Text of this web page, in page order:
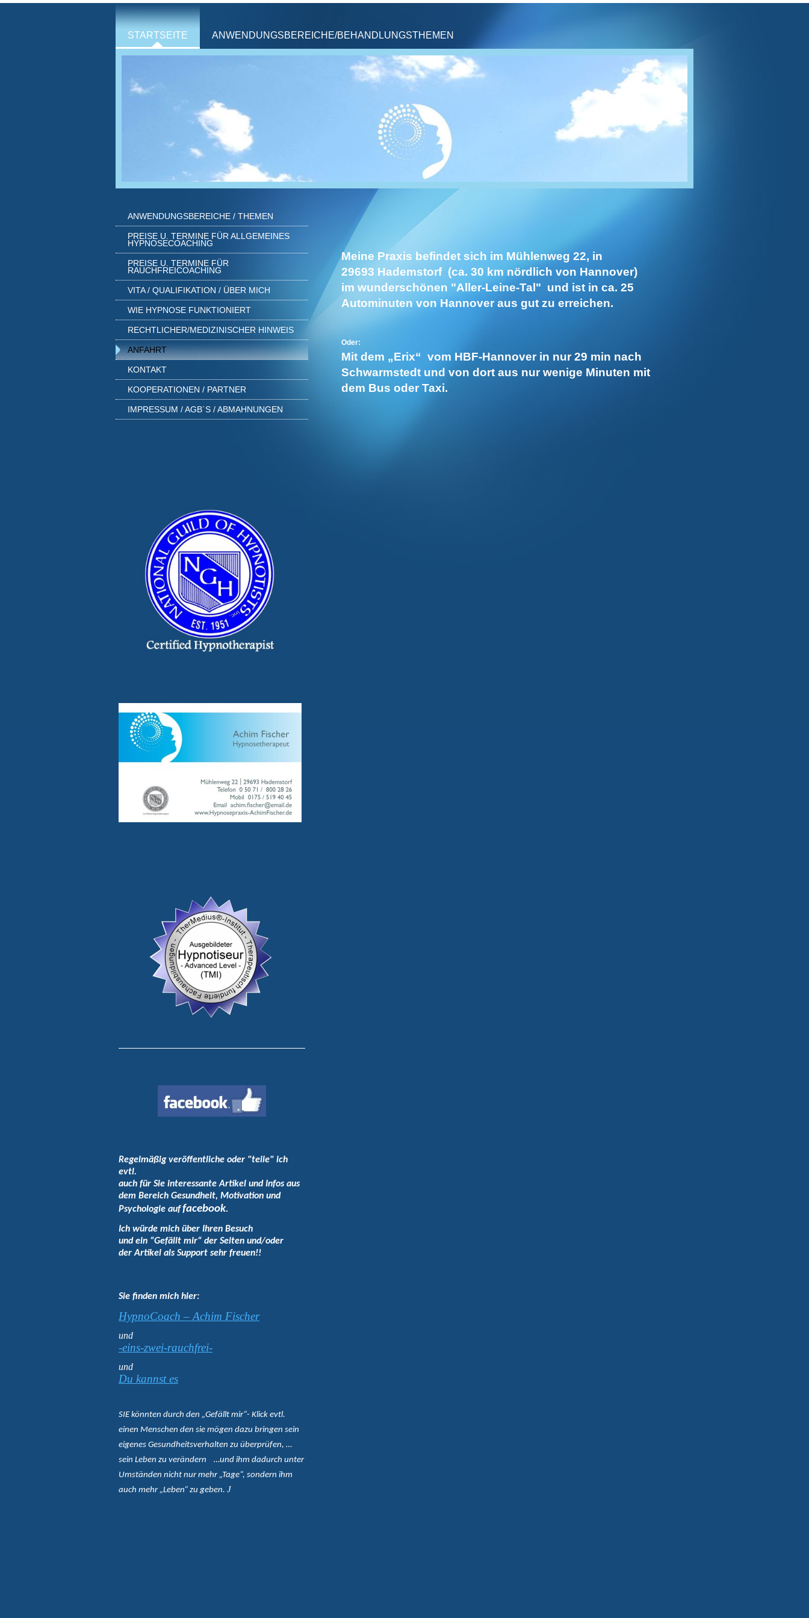
STARTSEITE ANWENDUNGSBEREICHE/BEHANDLUNGSTHEMEN
Meine Praxis befindet sich im Mühlenweg 22, in
29693 Hademstorf (ca. 30 km nördlich von Hannover)
im wunderschönen "Aller-Leine-Tal" und ist in ca. 25
Autominuten von Hannover aus gut zu erreichen.
Oder:
Mit dem „Erix“ vom HBF-Hannover in nur 29 min nach
Schwarmstedt und von dort aus nur wenige Minuten mit
dem Bus oder Taxi.
ANWENDUNGSBEREICHE / THEMEN
PREISE U. TERMINE FÜR ALLGEMEINES
HYPNOSECOACHING
PREISE U. TERMINE FÜR
RAUCHFREICOACHING
VITA / QUALIFIKATION / ÜBER MICH
WIE HYPNOSE FUNKTIONIERT
RECHTLICHER/MEDIZINISCHER HINWEIS
ANFAHRT
KONTAKT
KOOPERATIONEN / PARTNER
IMPRESSUM / AGB´S / ABMAHNUNGEN
Regelmäßig veröffentliche oder "teile" ich
evtl.
auch für Sie interessante Artikel und Infos aus
dem Bereich Gesundheit, Motivation und
Psychologie auffacebook.
Ich würde mich über Ihren Besuch
und ein “Gefällt mir“ der Seiten und/oder
der Artikel als Support sehr freuen!!
Sie finden mich hier:
HypnoCoach – Achim Fischer
und
-eins-zwei-rauchfrei-
und
Du kannst es
SIE könnten durch den „Gefällt mir“- Klick evtl.
einen Menschen den sie mögen dazu bringen sein
eigenes Gesundheitsverhalten zu überprüfen, …
sein Leben zu verändern …und ihm dadurch unter
Umständen nicht nur mehr „Tage“, sondern ihm
auch mehr „Leben“ zu geben. J